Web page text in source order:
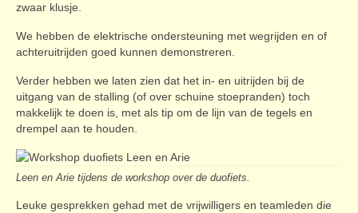
zwaar klusje.
We hebben de elektrische ondersteuning met wegrijden en of
achteruitrijden goed kunnen demonstreren.
Verder hebben we laten zien dat het in- en uitrijden bij de
uitgang van de stalling (of over schuine stoepranden) toch
makkelijk te doen is, met als tip om de lijn van de tegels en
drempel aan te houden.
Leen en Arie tijdens de workshop over de duofiets.
Leuke gesprekken gehad met de vrijwilligers en teamleden die